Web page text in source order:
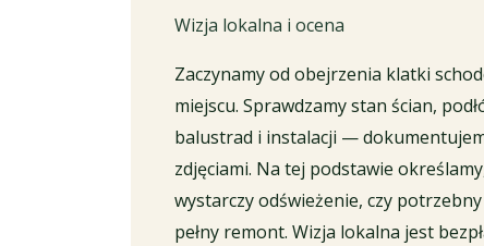
Wizja lokalna i ocena
Zaczynamy od obejrzenia klatki
miejscu. Sprawdzamy stan ścian,
balustrad i instalacji —
zdjęciami. Na tej podstawie
wystarczy odświeżenie, czy
pełny remont. Wizja lokalna jest